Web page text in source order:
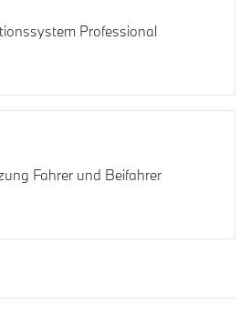
Professional
Fahrer und Beifahrer